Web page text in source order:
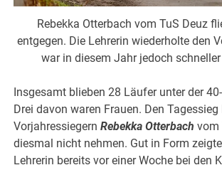
Rebekka Otterbach vom TuS Deuz
entgegen. Die Lehrerin wiederholte den
war in diesem Jahr jedoch
Insgesamt blieben 28 Läufer unter der
Drei davon waren Frauen. Den
VorjahressiegernRebekka Otterbach vom
diesmal nicht nehmen. Gut in Form
Lehrerin bereits vor einer Woche bei den